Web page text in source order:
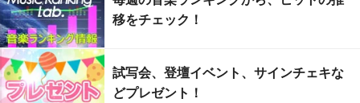
移をチェック！
試写会、登壇イベント、サインチェキな
どプレゼント！